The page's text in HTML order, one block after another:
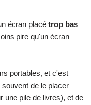
écran placé trop bas
pire qu'un écran
portables, et c'est
de le placer
une pile de livres), et de